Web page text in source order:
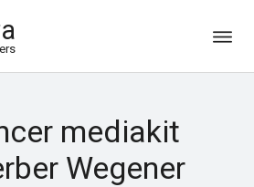
mediakit
Wegener